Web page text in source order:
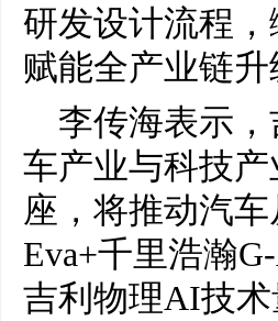
研发设计流程
赋能全产业链升
李传海表示
车产业与科技
座，将推动汽
Eva+千里浩瀚
吉利物理AI技